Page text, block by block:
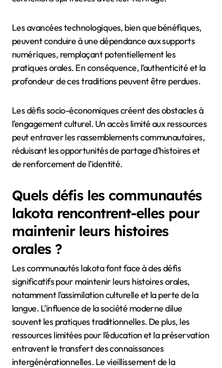
Les avancées technologiques, bien que bénéfiques,
peuvent conduire à une dépendance aux supports
numériques, remplaçant potentiellement les
pratiques orales. En conséquence, l’authenticité et la
profondeur de ces traditions peuvent être perdues.
Les défis socio-économiques créent des obstacles à
l’engagement culturel. Un accès limité aux ressources
peut entraver les rassemblements communautaires,
réduisant les opportunités de partage d’histoires et
de renforcement de l’identité.
Quels défis les communautés
lakota rencontrent-elles pour
maintenir leurs histoires
orales ?
Les communautés lakota font face à des défis
significatifs pour maintenir leurs histoires orales,
notamment l’assimilation culturelle et la perte de la
langue. L’influence de la société moderne dilue
souvent les pratiques traditionnelles. De plus, les
ressources limitées pour l’éducation et la préservation
entravent le transfert des connaissances
intergénérationnelles. Le vieillissement de la